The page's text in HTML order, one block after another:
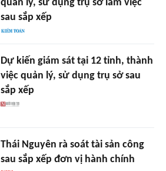
quản lý, sử dụng trụ sở làm việc
sau sắp xếp
Dự kiến giám sát tại 12 tỉnh, thành
việc quản lý, sử dụng trụ sở sau
sắp xếp
Thái Nguyên rà soát tài sản công
sau sắp xếp đơn vị hành chính